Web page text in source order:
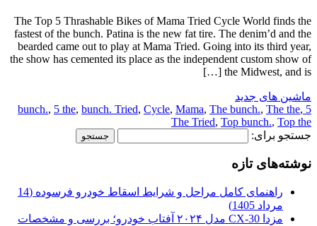
The Top 5 Thrashable Bikes of Mama Tried Cycle World finds the
fastest of the bunch. Patina is the new fat tire. The denim’d and the
bearded came out to play at Mama Tried. Going into its third year,
the show has cemented its place as the independent custom show of
the Midwest, and is […]
ماشین های جدید
5 bunch.
, 5 the, bunch. Tried, Cycle, Mama, The bunch., The the,
The Tried, Top bunch., Top the
جستجو برای:
نوشته‌های تازه
راهنمای کامل مراحل و شرایط اسقاط خودرو فرسوده (14
مرداد 1405)
مزدا CX-30 مدل ۲۰۲۴ آفتاب خودرو؛ بررسی و مشخصات